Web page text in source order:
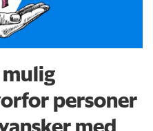
mulig
personer
med